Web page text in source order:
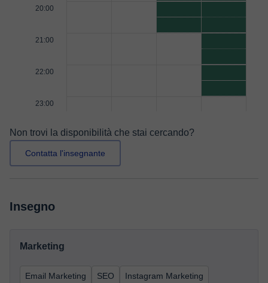
20:00
21:00
22:00
23:00
Non trovi la disponibilità che stai cercando?
Contatta l'insegnante
Insegno
Marketing
Email Marketing SEO Instagram Marketing